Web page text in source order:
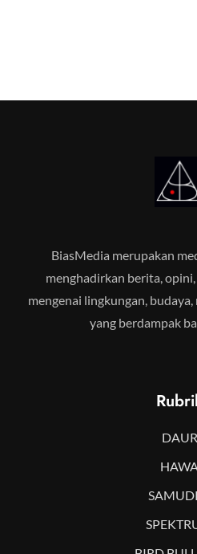
BiasMedia merupakan
menghadirkan berita,
mengenai lingkungan,
yang berdampak
DAUR